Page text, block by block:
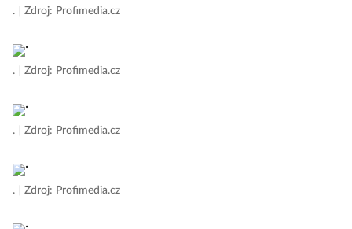
. Zdroj: Profimedia.cz
. Zdroj: Profimedia.cz
. Zdroj: Profimedia.cz
. Zdroj: Profimedia.cz